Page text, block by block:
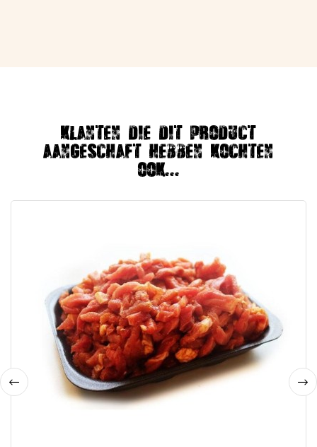
Klanten die dit product
aangeschaft hebben kochten
ook...